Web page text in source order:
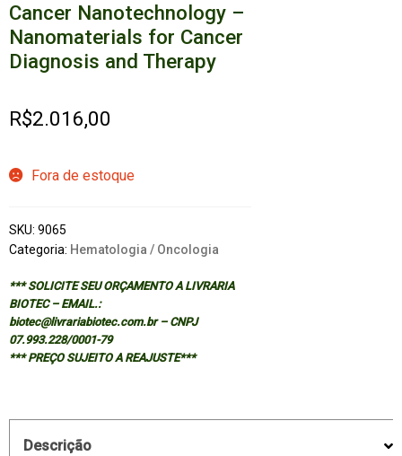
Cancer Nanotechnology –
Nanomaterials for Cancer
Diagnosis and Therapy
R$2.016,00
Fora de estoque
SKU: 9065
Categoria: Hematologia / Oncologia
*** SOLICITE SEU ORÇAMENTO A LIVRARIA
BIOTEC – EMAIL.:
biotec@livrariabiotec.com.br – CNPJ
07.993.228/0001-79
*** PREÇO SUJEITO A REAJUSTE***
Descrição